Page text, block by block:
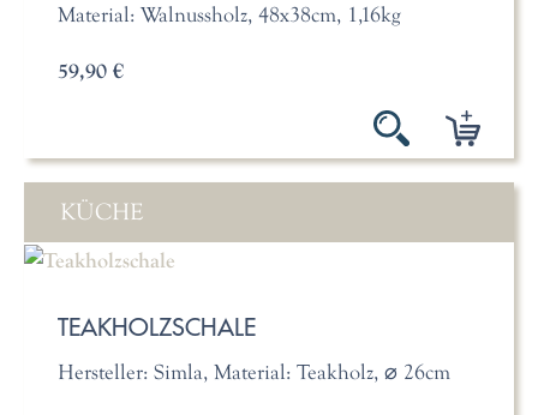
Material: Walnussholz, 48x38cm, 1,16kg
59,90 €
KÜCHE
TEAKHOLZSCHALE
Hersteller: Simla, Material: Teakholz, ⌀ 26cm